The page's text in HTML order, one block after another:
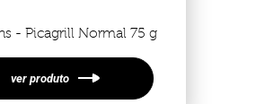
- Picagrill Normal 75 g
ver produto